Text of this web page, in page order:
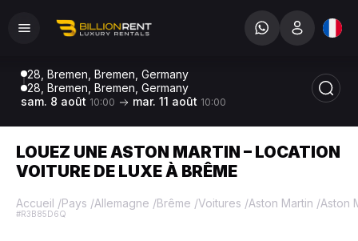
28, Bremen, Bremen, Germany
28, Bremen, Bremen, Germany
sam. 8 août 10:00 mar. 11 août 10:00
LOUEZ UNE ASTON MARTIN – LOCATION
VOITURE DE LUXE À BRÊME
Accueil /Pays /Allemagne /Brême /Voitures /Aston Martin /Aston
#R3B85D6Q